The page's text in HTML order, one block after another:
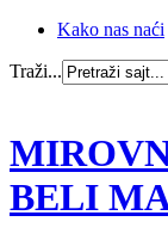
Kako nas naći
Traži...
BELI